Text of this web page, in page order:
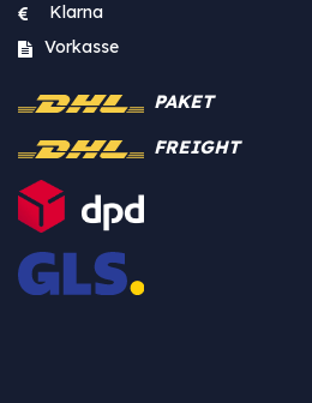
Klarna
Vorkasse
PAKET
FREIGHT